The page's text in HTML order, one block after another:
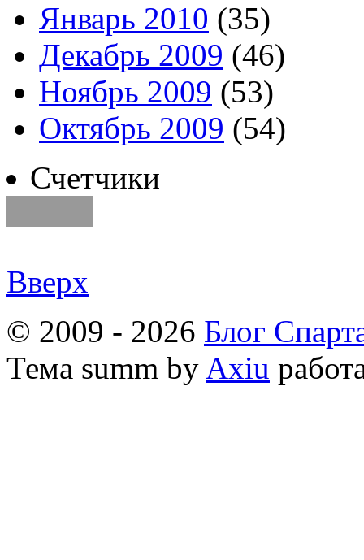
Январь 2010 (35)
Декабрь 2009 (46)
Ноябрь 2009 (53)
Октябрь 2009 (54)
Счетчики
Вверх
© 2009 - 2026 Блог
Тема summ by Axiu